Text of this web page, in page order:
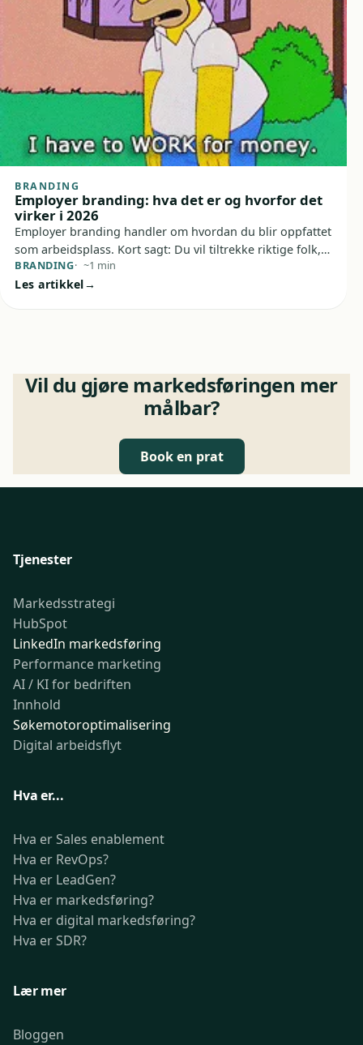
BRANDING
Employer branding: hva det er og hvorfor det
virker i 2026
Employer branding handler om hvordan du blir oppfattet
som arbeidsplass. Kort sagt: Du vil tiltrekke riktige folk,
holde på dem du har, og gjøre det enklere å få teamet til
å levere bedre.
BRANDING ~1 min
Les artikkel
Vil du gjøre markedsføringen mer
målbar?
Book en prat
Tjenester
Markedsstrategi
HubSpot
LinkedIn markedsføring
Performance marketing
AI / KI for bedriften
Innhold
Søkemotoroptimalisering
Digital arbeidsflyt
Hva er...
Hva er Sales enablement
Hva er RevOps?
Hva er LeadGen?
Hva er markedsføring?
Hva er digital markedsføring?
Hva er SDR?
Lær mer
Bloggen